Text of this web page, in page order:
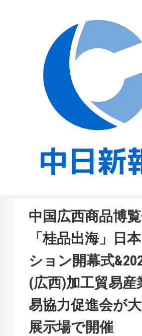
中国広西商品博
「桂品出海」日
ション開幕式
(広西)加工貿易産
易協力促進会が
展示場で開催